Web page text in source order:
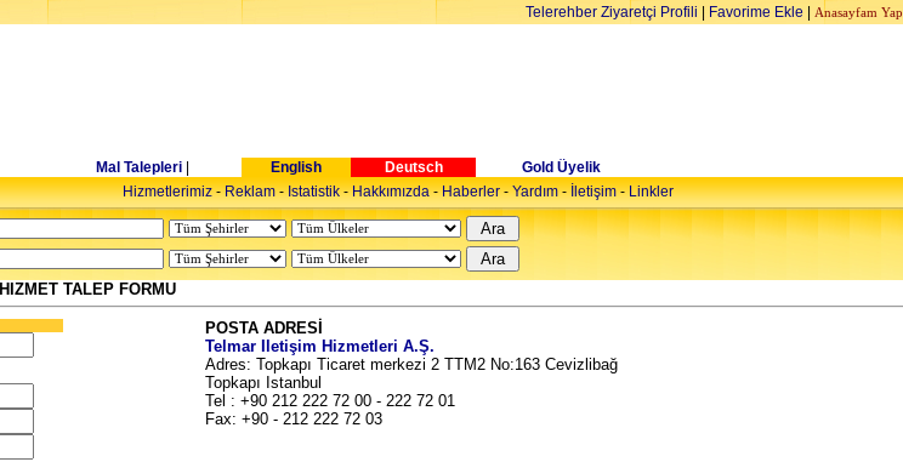
Telerehber Ziyaretçi Profili Favorime Ekle Anasayfam Yap
Mal Talepleri| English Deutsch Gold Üyelik
Hizmetlerimiz-Reklam-Istatistik-Hakkımızda-Haberler-Yardım-İletişim-Linkler
HIZMET TALEP FORMU
POSTA ADRESİ
Telmar Iletişim Hizmetleri A.Ş.
Adres: Topkapı Ticaret merkezi 2 TTM2 No:163 Cevizlibağ
Topkapı Istanbul
Tel : +90 212 222 72 00 - 222 72 01
Fax: +90 - 212 222 72 03